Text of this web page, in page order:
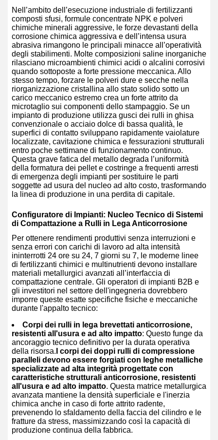
Nell’ambito dell’esecuzione industriale di fertilizzanti
composti sfusi, formule concentrate NPK e polveri
chimiche minerali aggressive, le forze devastanti della
corrosione chimica aggressiva e dell’intensa usura
abrasiva rimangono le principali minacce all’operatività
degli stabilimenti. Molte composizioni saline inorganiche
rilasciano microambienti chimici acidi o alcalini corrosivi
quando sottoposte a forte pressione meccanica. Allo
stesso tempo, forzare le polveri dure e secche nella
riorganizzazione cristallina allo stato solido sotto un
carico meccanico estremo crea un forte attrito da
microtaglio sui componenti dello stampaggio. Se un
impianto di produzione utilizza gusci dei rulli in ghisa
convenzionale o acciaio dolce di bassa qualità, le
superfici di contatto sviluppano rapidamente vaiolature
localizzate, cavitazione chimica e fessurazioni strutturali
entro poche settimane di funzionamento continuo.
Questa grave fatica del metallo degrada l’uniformità
della formatura dei pellet e costringe a frequenti arresti
di emergenza degli impianti per sostituire le parti
soggette ad usura del nucleo ad alto costo, trasformando
la linea di produzione in una perdita di capitale.
Configuratore di Impianti: Nucleo Tecnico di Sistemi
di Compattazione a Rulli in Lega Anticorrosione
Per ottenere rendimenti produttivi senza interruzioni e
senza errori con carichi di lavoro ad alta intensità
ininterrotti 24 ore su 24, 7 giorni su 7, le moderne linee
di fertilizzanti chimici e multinutrienti devono installare
materiali metallurgici avanzati all’interfaccia di
compattazione centrale. Gli operatori di impianti B2B e
gli investitori nel settore dell'ingegneria dovrebbero
imporre queste esatte specifiche fisiche e meccaniche
durante l'appalto tecnico:
Corpi dei rulli in lega brevettati anticorrosione,
resistenti all'usura e ad alto impatto: Questo funge da
ancoraggio tecnico definitivo per la durata operativa
della risorsa. I corpi dei doppi rulli di compressione
paralleli devono essere forgiati con leghe metalliche
specializzate ad alta integrità progettate con
caratteristiche strutturali anticorrosione, resistenti
all'usura e ad alto impatto. Questa matrice metallurgica
avanzata mantiene la densità superficiale e l'inerzia
chimica anche in caso di forte attrito radente,
prevenendo lo sfaldamento della faccia del cilindro e le
fratture da stress, massimizzando così la capacità di
produzione continua della fabbrica.